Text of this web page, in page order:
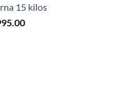
15 kilos
El